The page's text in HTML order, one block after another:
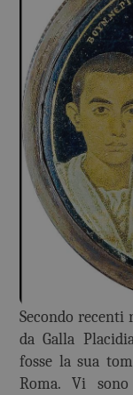
Secondo recenti
da Galla
fosse la sua
Roma. Vi